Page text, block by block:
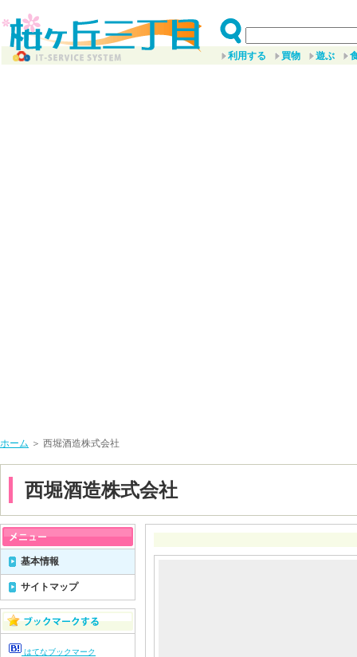
利用する 買物 遊ぶ
ホーム ＞ 西堀酒造株式会社
西堀酒造株式会社
基本情報
サイトマップ
はてなブックマーク